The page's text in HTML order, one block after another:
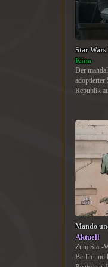
Star
Kino
Der
adoptierter
Republik
Mando
Aktuell
Zum Star-
Berlin und